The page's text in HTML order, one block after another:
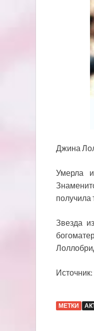
Джина
Умерла
получила
Звезда
Источник:
МЕТКИ